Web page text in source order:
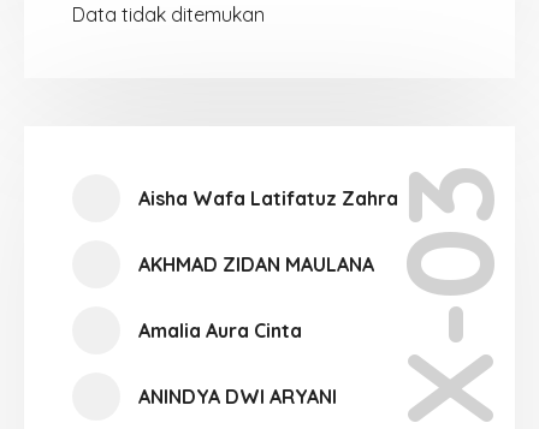
Data tidak ditemukan
X-03
Aisha Wafa Latifatuz Zahra
AKHMAD ZIDAN MAULANA
Amalia Aura Cinta
ANINDYA DWI ARYANI